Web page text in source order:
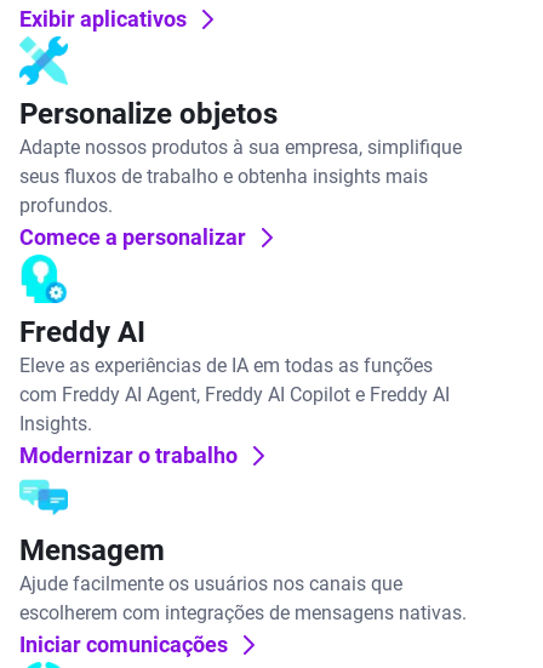
Exibir aplicativos
Personalize objetos
Adapte nossos produtos à sua empresa, simplifique
seus fluxos de trabalho e obtenha insights mais
profundos.
Comece a personalizar
Freddy AI
Eleve as experiências de IA em todas as funções
com Freddy AI Agent, Freddy AI Copilot e Freddy AI
Insights.
Modernizar o trabalho
Mensagem
Ajude facilmente os usuários nos canais que
escolherem com integrações de mensagens nativas.
Iniciar comunicações